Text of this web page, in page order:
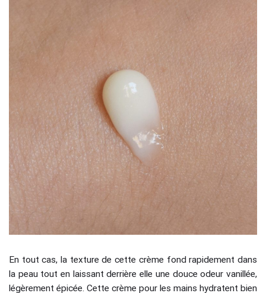
En tout cas, la texture de cette crème fond rapidement dans
la peau tout en laissant derrière elle une douce odeur vanillée,
légèrement épicée. Cette crème pour les mains hydratent bien